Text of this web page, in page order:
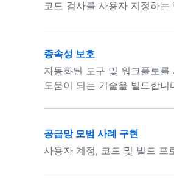
코드 검사를 사용자 지정하는
종속성 보호
자동화된 도구 및 워크플로
도움이 되는 기술을 빌드합니
공급망 모범 사례 구현
사용자 계정, 코드 및 빌드 프